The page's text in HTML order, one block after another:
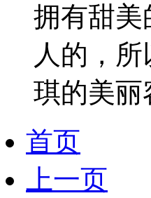
拥有甜美
人的，
琪的美丽
首页
上一页